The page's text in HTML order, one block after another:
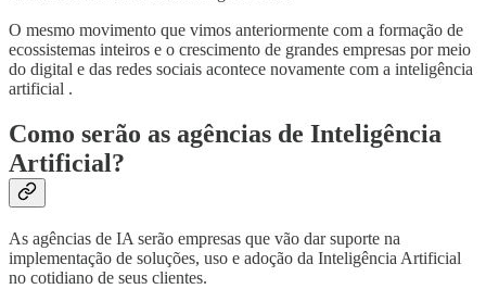
O mesmo movimento que vimos anteriormente com a formação de
ecossistemas inteiros e o crescimento de grandes empresas por meio
do digital e das redes sociais acontece novamente com a inteligência
artificial .
Como serão as agências de Inteligência
Artificial?
As agências de IA serão empresas que vão dar suporte na
implementação de soluções, uso e adoção da Inteligência Artificial
no cotidiano de seus clientes.